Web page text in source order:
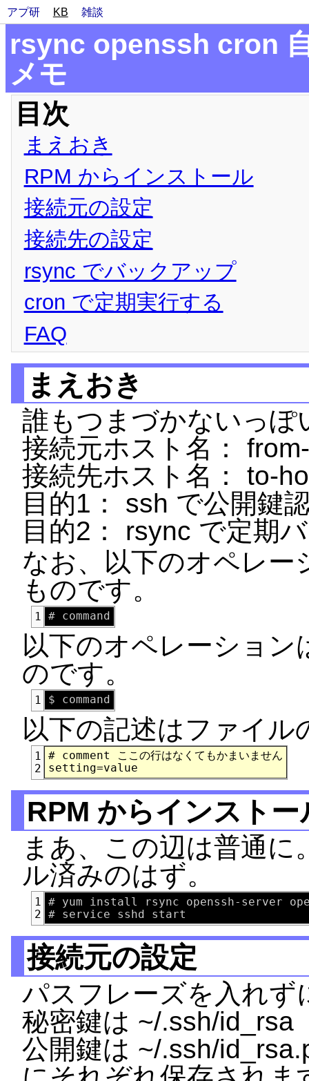
アプ研 KB 雑談
rsync openssh cron
メモ
目次
まえおき
RPM からインストール
接続元の設定
接続先の設定
rsync でバックアップ
cron で定期実行する
FAQ
まえおき
誰もつまづかないっぽ
接続元ホスト名：
接続先ホスト名： to-
目的1： ssh で公開鍵
目的2： rsync で定期
なお、以下のオペレー
ものです。
1
以下のオペレーション
のです。
1
以下の記述はファイル
1
2
# comment ここの行はなくてもかまいません
RPM からインストー
まあ、この辺は普通
ル済みのはず。
1
2
# yum install rsync openssh-server
接続元の設定
パスフレーズを入れず
秘密鍵は ~/.ssh/id_rsa
公開鍵は ~/.ssh/